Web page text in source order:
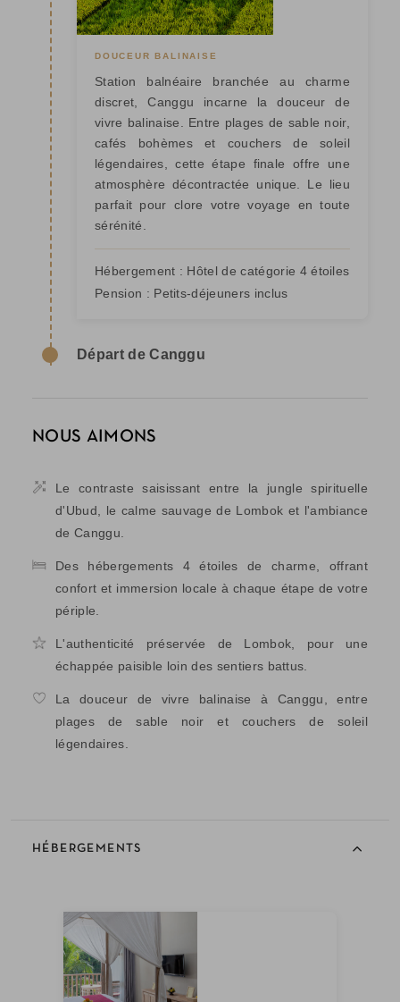
DOUCEUR BALINAISE
Station balnéaire branchée au charme
discret, Canggu incarne la douceur de
vivre balinaise. Entre plages de sable noir,
cafés bohèmes et couchers de soleil
légendaires, cette étape finale offre une
atmosphère décontractée unique. Le lieu
parfait pour clore votre voyage en toute
sérénité.
Hébergement : Hôtel de catégorie 4 étoiles
Pension : Petits-déjeuners inclus
Départ de Canggu
NOUS AIMONS
Le contraste saisissant entre la jungle spirituelle
d'Ubud, le calme sauvage de Lombok et l'ambiance
de Canggu.
Des hébergements 4 étoiles de charme, offrant
confort et immersion locale à chaque étape de votre
périple.
L'authenticité préservée de Lombok, pour une
échappée paisible loin des sentiers battus.
La douceur de vivre balinaise à Canggu, entre
plages de sable noir et couchers de soleil
légendaires.
HÉBERGEMENTS